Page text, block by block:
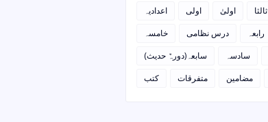
اعدادیہ
اولی اولیٰ ثالثا
خامسہ
درس نظامی
رابعہ
سابعہ(دورہٌ حدیث)
سادسہ
کتب
متفرقات مضامین